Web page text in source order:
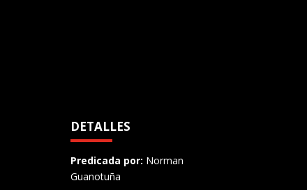
DETALLES
Predicada por: Norman
Guanotuña